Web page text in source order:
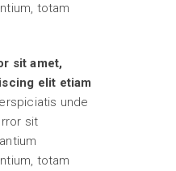
totam
sit amet,
elit etiam
unde
sit
totam